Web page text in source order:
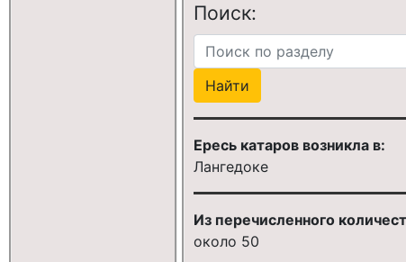
Поиск:
Ересь катаров возникла в:
Лангедоке
Из перечисленного
около 50